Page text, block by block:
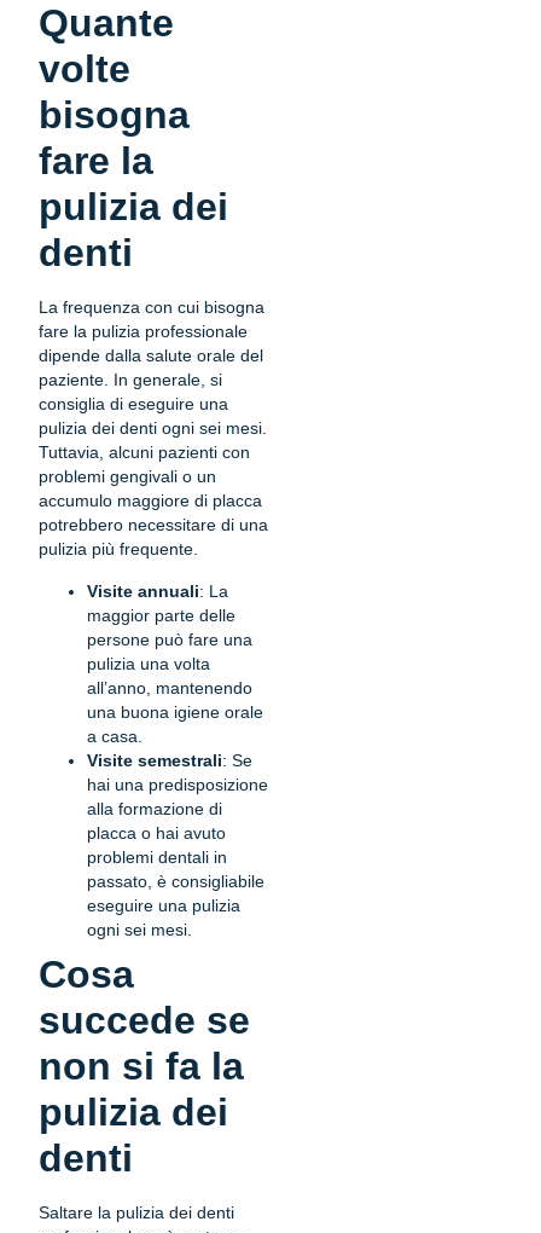
Quante
volte
bisogna
fare la
pulizia dei
denti
La frequenza con cui bisogna
fare la pulizia professionale
dipende dalla salute orale del
paziente. In generale, si
consiglia di eseguire una
pulizia dei denti ogni sei mesi.
Tuttavia, alcuni pazienti con
problemi gengivali o un
accumulo maggiore di placca
potrebbero necessitare di una
pulizia più frequente.
Visite annuali: La
maggior parte delle
persone può fare una
pulizia una volta
all’anno, mantenendo
una buona igiene orale
a casa.
Visite semestrali: Se
hai una predisposizione
alla formazione di
placca o hai avuto
problemi dentali in
passato, è consigliabile
eseguire una pulizia
ogni sei mesi.
Cosa
succede se
non si fa la
pulizia dei
denti
Saltare la pulizia dei denti